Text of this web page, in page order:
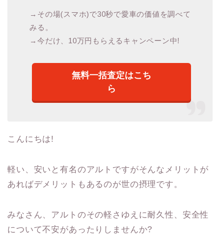
→その場(スマホ)で30秒で愛車の価値を調べて
みる。
→今だけ、10万円もらえるキャンペーン中!
無料一括査定はこち
ら
こんにちは!
軽い、安いと有名のアルトですがそんなメリットが
あればデメリットもあるのが世の摂理です。
みなさん、アルトのその軽さゆえに耐久性、安全性
について不安があったりしませんか?